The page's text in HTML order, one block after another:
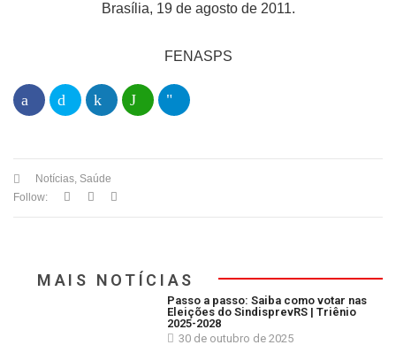
Brasília, 19 de agosto de 2011.
FENASPS
Notícias, Saúde
Follow:
MAIS NOTÍCIAS
Passo a passo: Saiba como votar nas
Eleições do SindisprevRS | Triênio
2025-2028
30 de outubro de 2025